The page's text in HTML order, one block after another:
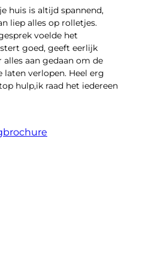
huis is altijd spannend,
liep alles op rolletjes.
voelde het
goed, geeft eerlijk
alles aan gedaan om de
laten verlopen. Heel erg
hulp,ik raad het iedereen